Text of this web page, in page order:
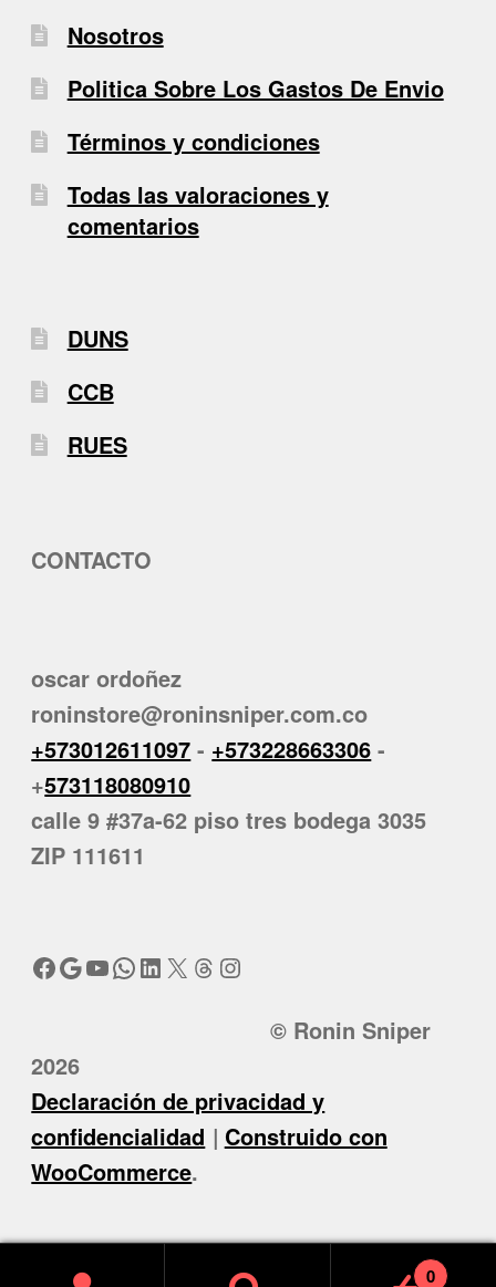
Nosotros
Politica Sobre Los Gastos De Envio
Términos y condiciones
Todas las valoraciones y
comentarios
DUNS
CCB
RUES
CONTACTO
oscar ordoñez
roninstore@roninsniper.com.co
+573012611097 - +573228663306 -
+573118080910
calle 9 #37a-62 piso tres bodega 3035
ZIP 111611
Facebook
Google
YouTube
WhatsApp
LinkedIn
X Threads
Instagram
© Ronin Sniper
2026
Declaración de privacidad y
confidencialidad
Construido con
WooCommerce.
0